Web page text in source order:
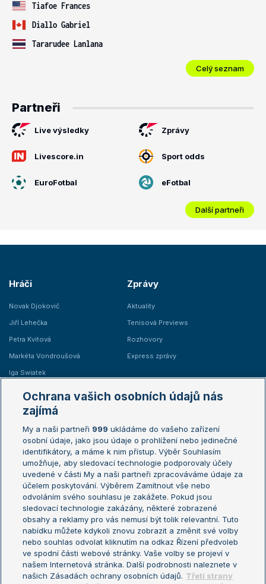
Tiafoe Frances
Diallo Gabriel
Tararudee Lanlana
Celý seznam
Partneři
Live výsledky Zprávy
Livescore.in Sport odds
EuroFotbal eFotbal
Další partneři
Hráči
Novak Djokovič
Jiří Lehečka
Petra Kvitová
Markéta Vondroušová
Iga Swiatek
Zprávy
Aktuality
Tenisová Previews
Rozhovory
Express zprávy
Žebříčky
Žebříček ATP (muži)
Žebříček WTA (ženy)
Sázkařský žebříček
Australian Open
French Open
Wimbledon
US Open
Turnaj mistrů
Turnaj mistryň
Aktualní trendy
Fotbalové přestupy
Livesport Daily
Ochrana vašich osobních údajů nás
zajímá
My a naši partneři 999 ukládáme do vašeho zařízení
osobní údaje, jako jsou údaje o prohlížení nebo jedinečné
identifikátory, a máme k nim přístup. Výběr Souhlasím
umožňuje, aby sledovací technologie podporovaly účely
uvedené v části My a naši partneři zpracováváme údaje za
účelem poskytování. Výběrem Zamítnout vše nebo
odvoláním svého souhlasu je zakážete. Pokud jsou
sledovací technologie zakázány, některé zobrazené
obsahy a reklamy pro vás nemusí být tolik relevantní. Tuto
nabídku můžete kdykoli znovu zobrazit a změnit své volby
nebo souhlas odvolat kliknutím na odkaz Řízení předvoleb
ve spodní části webové stránky. Vaše volby se projeví v
našem Internetová stránka. Další podrobnosti naleznete v
našich Zásadách ochrany osobních údajů. Třetí strany